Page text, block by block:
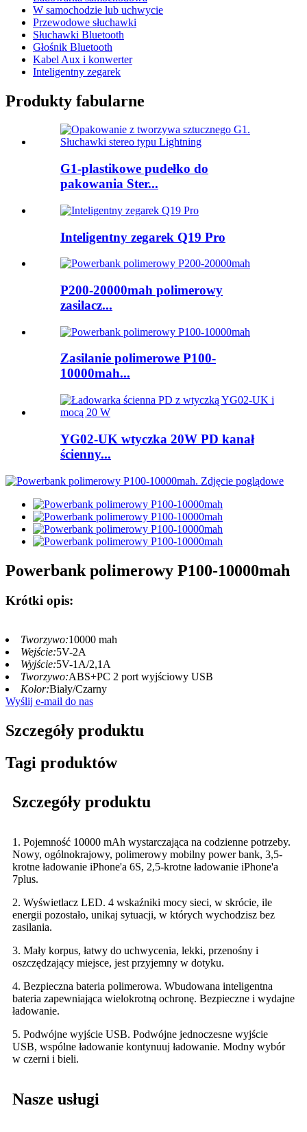
W samochodzie lub uchwycie
Przewodowe słuchawki
Słuchawki Bluetooth
Głośnik Bluetooth
Kabel Aux i konwerter
Inteligentny zegarek
Produkty fabularne
G1-plastikowe pudełko do
pakowania Ster...
Inteligentny zegarek Q19 Pro
P200-20000mah polimerowy
zasilacz...
Zasilanie polimerowe P100-
10000mah...
YG02-UK wtyczka 20W PD kanał
ścienny...
Powerbank polimerowy P100-10000mah
Krótki opis:
Tworzywo:10000 mah
Wejście:5V-2A
Wyjście:5V-1A/2,1A
Tworzywo:ABS+PC 2 port wyjściowy USB
Kolor:Biały/Czarny
Wyślij e-mail do nas
Szczegóły produktu
Tagi produktów
Szczegóły produktu
1. Pojemność 10000 mAh wystarczająca na codzienne potrzeby.
Nowy, ogólnokrajowy, polimerowy mobilny power bank, 3,5-
krotne ładowanie iPhone'a 6S, 2,5-krotne ładowanie iPhone'a
7plus.
2. Wyświetlacz LED. 4 wskaźniki mocy sieci, w skrócie, ile
energii pozostało, unikaj sytuacji, w których wychodzisz bez
zasilania.
3. Mały korpus, łatwy do uchwycenia, lekki, przenośny i
oszczędzający miejsce, jest przyjemny w dotyku.
4. Bezpieczna bateria polimerowa. Wbudowana inteligentna
bateria zapewniająca wielokrotną ochronę. Bezpieczne i wydajne
ładowanie.
5. Podwójne wyjście USB. Podwójne jednoczesne wyjście
USB, wspólne ładowanie kontynuuj ładowanie. Modny wybór
w czerni i bieli.
Nasze usługi